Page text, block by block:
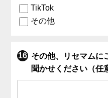
TikTok
その他
その他、リセマムに
聞かせください（任